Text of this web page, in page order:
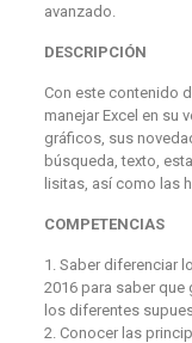
avanzado.
DESCRIPCIÓN
Con este contenido
manejar Excel en su
gráficos, sus
búsqueda, texto,
lisitas, así como las
COMPETENCIAS
1. Saber diferenciar
2016 para saber que
los diferentes
2. Conocer las